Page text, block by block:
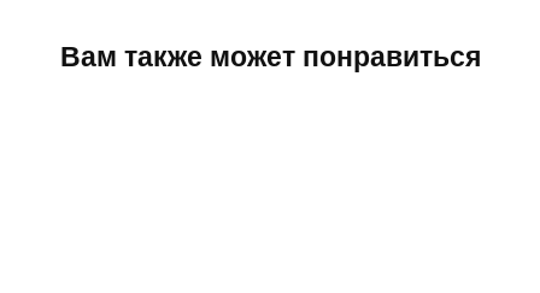
Вам также может понравиться